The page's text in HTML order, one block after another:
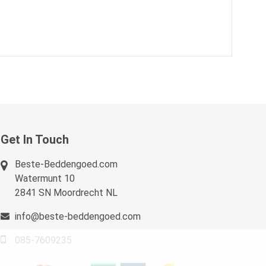
Get In Touch
Beste-Beddengoed.com
Watermunt 10
2841 SN Moordrecht NL
info@beste-beddengoed.com
085-7609235